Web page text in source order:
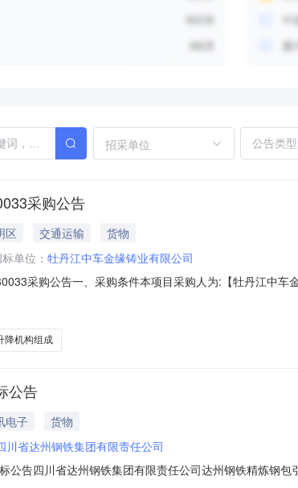
招采单位
采购公告
区 交通运输
货物
单位： 牡丹江中车金缘铸业有限公司
采购公告一、采购条件本项目采购人为:【牡丹江中
2026030168-0001:工装模具-辅助类工装-辅助工装
降机构组成
公告
电子
货物
川省达州钢铁集团有限责任公司
公告四川省达州钢铁集团有限责任公司达州钢铁精炼钢